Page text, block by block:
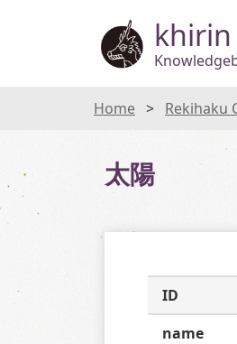
khirin
Home Rekihaku
太陽
ID
name